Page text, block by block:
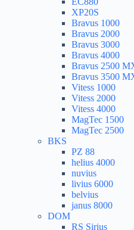
XP20S
Bravus 1000
Bravus 2000
Bravus 3000
Bravus 4000
Bravus 2500
Bravus 3500
Vitess 1000
Vitess 2000
Vitess 4000
MagTec 1500
MagTec 2500
BKS
PZ 88
helius 4000
nuvius
livius 6000
belvius
janus 8000
DOM
RS Sirius